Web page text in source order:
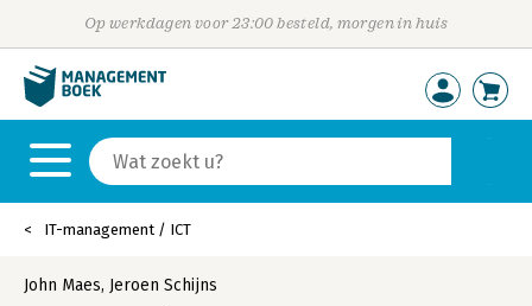
Op werkdagen voor 23:00 besteld, morgen in huis
IT-management / ICT
John Maes, Jeroen Schijns